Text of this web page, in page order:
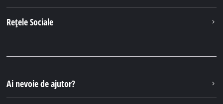
Rețele Sociale
Ai nevoie de ajutor?